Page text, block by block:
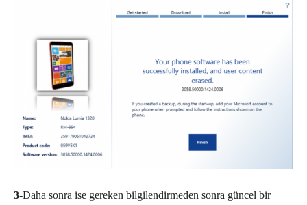
3-Daha sonra ise gereken bilgilendirmeden sonra güncel bir